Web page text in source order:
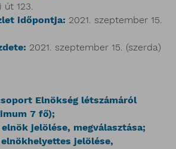
út 123.
időpontja: 2021. szeptember 15.
2021. szeptember 15. (szerda)
Elnökség létszámáról
7 fő);
jelölése, megválasztása;
jelölése,